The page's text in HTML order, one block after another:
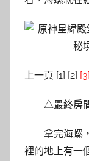
上一頁 [1] [2] [3]
△最終房
拿完海螺
裡的地上有一